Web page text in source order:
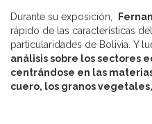
Durante su exposición,
rápido de las características
particularidades de Bolivia. Y
análisis sobre los sectores
centrándose en las
cuero, los granos